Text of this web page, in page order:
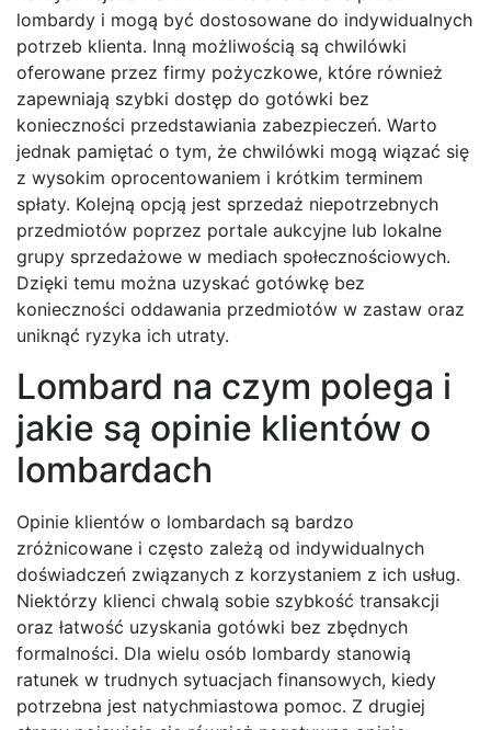
lombardy i mogą być dostosowane do indywidualnych
potrzeb klienta. Inną możliwością są chwilówki
oferowane przez firmy pożyczkowe, które również
zapewniają szybki dostęp do gotówki bez
konieczności przedstawiania zabezpieczeń. Warto
jednak pamiętać o tym, że chwilówki mogą wiązać się
z wysokim oprocentowaniem i krótkim terminem
spłaty. Kolejną opcją jest sprzedaż niepotrzebnych
przedmiotów poprzez portale aukcyjne lub lokalne
grupy sprzedażowe w mediach społecznościowych.
Dzięki temu można uzyskać gotówkę bez
konieczności oddawania przedmiotów w zastaw oraz
uniknąć ryzyka ich utraty.
Lombard na czym polega i
jakie są opinie klientów o
lombardach
Opinie klientów o lombardach są bardzo
zróżnicowane i często zależą od indywidualnych
doświadczeń związanych z korzystaniem z ich usług.
Niektórzy klienci chwalą sobie szybkość transakcji
oraz łatwość uzyskania gotówki bez zbędnych
formalności. Dla wielu osób lombardy stanowią
ratunek w trudnych sytuacjach finansowych, kiedy
potrzebna jest natychmiastowa pomoc. Z drugiej